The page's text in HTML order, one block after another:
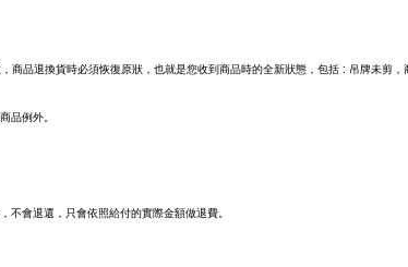
商品退換貨時必須恢復原狀，也就是您收到商品時的全新狀態，包括 : 吊牌未剪
品例外。
會退還，只會依照給付的實際金額做退費。